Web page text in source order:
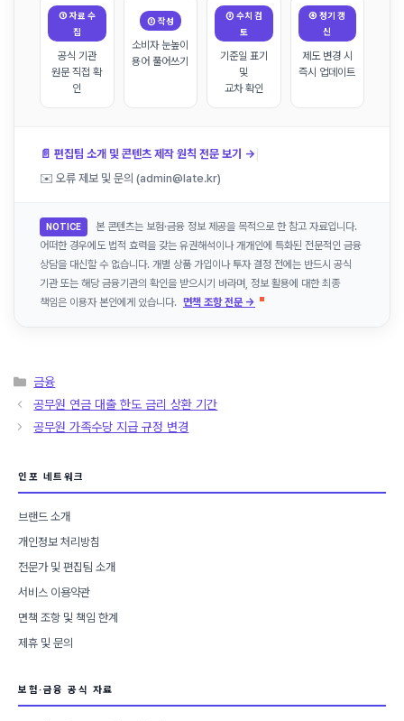
① 자료 수
집
공식 기관
원문 직접 확
인
② 작성
소비자 눈높이
용어 풀어쓰기
③ 수치 검
토
기준일 표기
및
교차 확인
④ 정기 갱
신
제도 변경 시
즉시 업데이트
📄 편집팀 소개 및 콘텐츠 제작 원칙 전문 보기 → |
✉️ 오류 제보 및 문의 (admin@late.kr)
NOTICE
본 콘텐츠는 보험·금융 정보 제공을 목적으로 한 참고 자료입니다.
어떠한 경우에도 법적 효력을 갖는 유권해석이나 개개인에 특화된 전문적인 금융
상담을 대신할 수 없습니다. 개별 상품 가입이나 투자 결정 전에는 반드시 공식
기관 또는 해당 금융기관의 확인을 받으시기 바라며, 정보 활용에 대한 최종
책임은 이용자 본인에게 있습니다. 면책 조항 전문 →
카
테
리
금융
공무원 연금 대출 한도 금리 상환 기간
공무원 가족수당 지급 규정 변경
인포 네트워크
브랜드 소개
개인정보 처리방침
전문가 및 편집팀 소개
서비스 이용약관
면책 조항 및 책임 한계
제휴 및 문의
보험·금융 공식 자료